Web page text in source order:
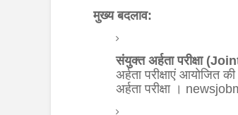
मुख्य बदलाव:
संयुक्त अर्हता परीक्षा
अर्हता परीक्षाएं आयोजित
अर्हता परीक्षा ।